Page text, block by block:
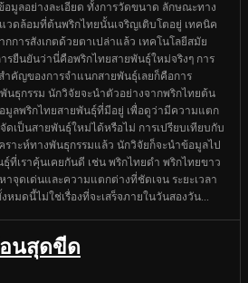
มูลอย่างละเอียด ทั้งการวัดขนาด ลักษณะทาง
ดล้อมที่ต้นพริกไทยนั้นเจริญเติบโตอยู่ เทคนิค
การสังเกตด้วยตาเปล่าแล้ว เทคโนโลยีสมัย
ยืนยันว่านี่คือพริกไทยสายพันธุ์ใหม่จริงๆ การ
ำคัญของการจำแนกสายพันธุ์เลยก็คือการ
นธุกรรม นักวิจัยจะนำตัวอย่างจากพริกไทยต้น
มูลพริกไทยสายพันธุ์ที่มีอยู่ เพื่อดูว่ามีความแตก
เป็นสายพันธุ์ใหม่ได้หรือไม่ การเปรียบเทียบกับ
ราะห์ทางพันธุกรรมแล้ว นักวิจัยก็จะนำข้อมูลไป
ที่เราคุ้นเคยกันดี เช่น พริกไทยดำ พริกไทยขาว
าจุดเด่นและความแตกต่างที่ชัดเจน ระยะเวลา
หมดนี้ไม่ใช่เรื่องที่จะเสร็จภายในวันสองวัน...
นสุดขีด